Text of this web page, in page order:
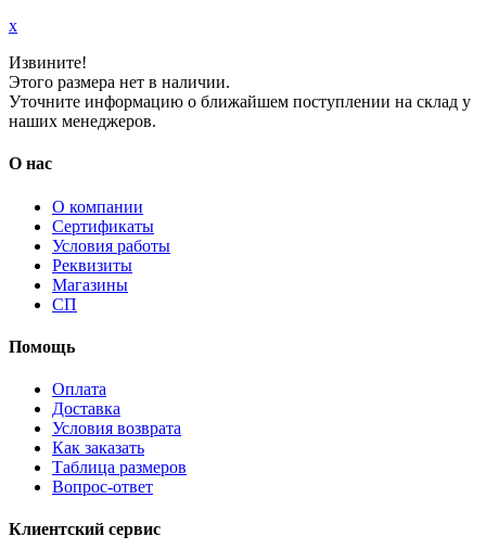
x
Извините!
Этого размера нет в наличии.
Уточните информацию о ближайшем поступлении на склад у
наших менеджеров.
О нас
О компании
Сертификаты
Условия работы
Реквизиты
Магазины
СП
Помощь
Оплата
Доставка
Условия возврата
Как заказать
Таблица размеров
Вопрос-ответ
Клиентский сервис